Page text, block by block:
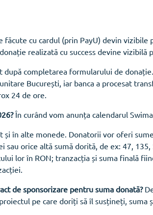
cu cardul (prin PayU) devin vizibile
realizată cu success devine vizibilă
completarea formularului de
București, iar banca a procesat
24 de ore.
În curând vom anunța calendarul
în alte monede. Donatorii vor oferi
sau orice altă sumă dorită, de ex: 47,
lor în RON; tranzacția și suma finală
de sponsorizare pentru suma donată?
pe care doriți să îl susțineți, suma